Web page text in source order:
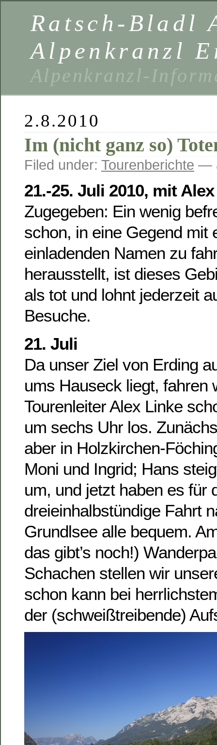
Ratsch-Bladl
Alpenkranzl
Alpenkranzl-
2.8.2010
Im (nicht ganz so)
Filed under: Tourenberichte —
21.-25. Juli 2010, mit
Zugegeben: Ein wenig
schon, in eine Gegend mit
einladenden Namen zu
herausstellt, ist dieses
als tot und lohnt jederzeit
Besuche.
21. Juli
Da unser Ziel von Erding
ums Hauseck liegt, fahren
Tourenleiter Alex Linke
um sechs Uhr los.
aber in Holzkirchen-
Moni und Ingrid; Hans
um, und jetzt haben es für
dreieinhalbstündige Fahrt
Grundlsee alle bequem.
das gibt’s noch!)
Schachen stellen wir
schon kann bei
der (schweißtreibende)